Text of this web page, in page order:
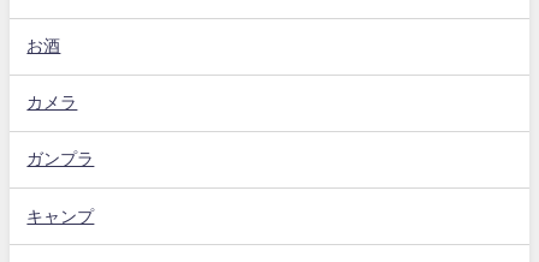
お酒
カメラ
ガンプラ
キャンプ